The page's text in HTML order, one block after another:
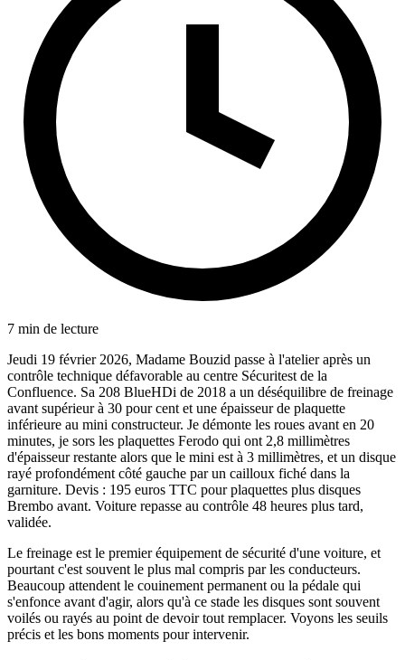
7 min de lecture
Jeudi 19 février 2026, Madame Bouzid passe à l'atelier après un
contrôle technique défavorable au centre Sécuritest de la
Confluence. Sa 208 BlueHDi de 2018 a un déséquilibre de freinage
avant supérieur à 30 pour cent et une épaisseur de plaquette
inférieure au mini constructeur. Je démonte les roues avant en 20
minutes, je sors les plaquettes Ferodo qui ont 2,8 millimètres
d'épaisseur restante alors que le mini est à 3 millimètres, et un disque
rayé profondément côté gauche par un cailloux fiché dans la
garniture. Devis : 195 euros TTC pour plaquettes plus disques
Brembo avant. Voiture repasse au contrôle 48 heures plus tard,
validée.
Le freinage est le premier équipement de sécurité d'une voiture, et
pourtant c'est souvent le plus mal compris par les conducteurs.
Beaucoup attendent le couinement permanent ou la pédale qui
s'enfonce avant d'agir, alors qu'à ce stade les disques sont souvent
voilés ou rayés au point de devoir tout remplacer. Voyons les seuils
précis et les bons moments pour intervenir.